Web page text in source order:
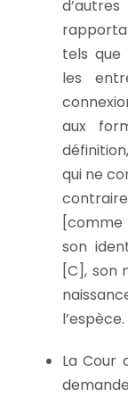
tels que
les
aux
qui ne
[comme
son
[C], son
l’espèce.
La Cour